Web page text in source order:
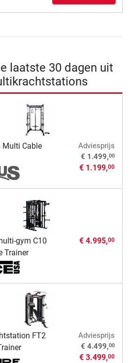
laatste 30 dagen uit
Multi Cable
Adviesprijs
€ 1.499,00
€ 1.199,00
gym C10
Trainer
€ 4.995,00
FT2
Adviesprijs
€ 4.499,00
€ 3.499,00